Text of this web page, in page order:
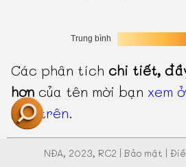
Các phân tích chi tiết,
hơn của tên mời bạn xem
bên trên.
NĐA, 2023, RC2 | Bảo mật |